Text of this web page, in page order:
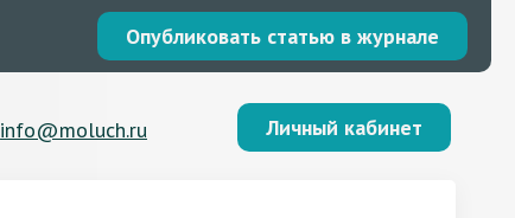
Опубликовать статью в журнале
info@moluch.ru Личный кабинет